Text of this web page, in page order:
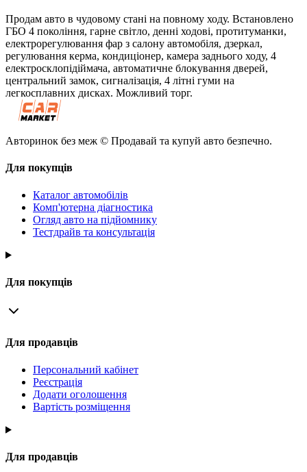
Продам авто в чудовому стані на повному ходу. Встановлено
ГБО 4 покоління, гарне світло, денні ходові, протитуманки,
електрорегулювання фар з салону автомобіля, дзеркал,
регулювання керма, кондиціонер, камера заднього ходу, 4
електросклопідіймача, автоматичне блокування дверей,
центральний замок, сигналізація, 4 літні гуми на
легкосплавних дисках. Можливий торг.
Авторинок без меж © Продавай та купуй авто безпечно.
Для покупців
Каталог автомобілів
Комп'ютерна діагностика
Огляд авто на підйомнику
Тестдрайв та консультація
Для покупців
Для продавців
Персональний кабінет
Реєстрація
Додати оголошення
Вартість розміщення
Для продавців